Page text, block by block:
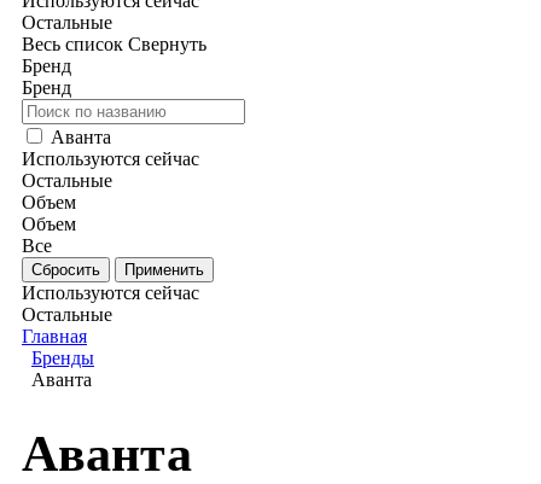
Остальные
Весь список Свернуть
Бренд
Бренд
Аванта
Используются сейчас
Остальные
Объем
Объем
Все
Используются сейчас
Остальные
Главная
Бренды
Аванта
Аванта